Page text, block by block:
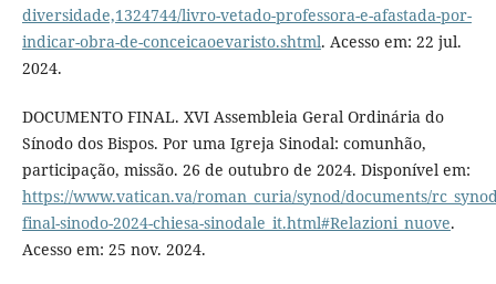
diversidade,1324744/livro-vetado-professora-e-afastada-por-
indicar-obra-de-conceicaoevaristo.shtml. Acesso em: 22 jul.
2024.
DOCUMENTO FINAL. XVI Assembleia Geral Ordinária do
Sínodo dos Bispos. Por uma Igreja Sinodal: comunhão,
participação, missão. 26 de outubro de 2024. Disponível em:
https://www.vatican.va/roman_curia/synod/documents/
final-sinodo-2024-chiesa-sinodale_it.html#Relazioni_nuove.
Acesso em: 25 nov. 2024.